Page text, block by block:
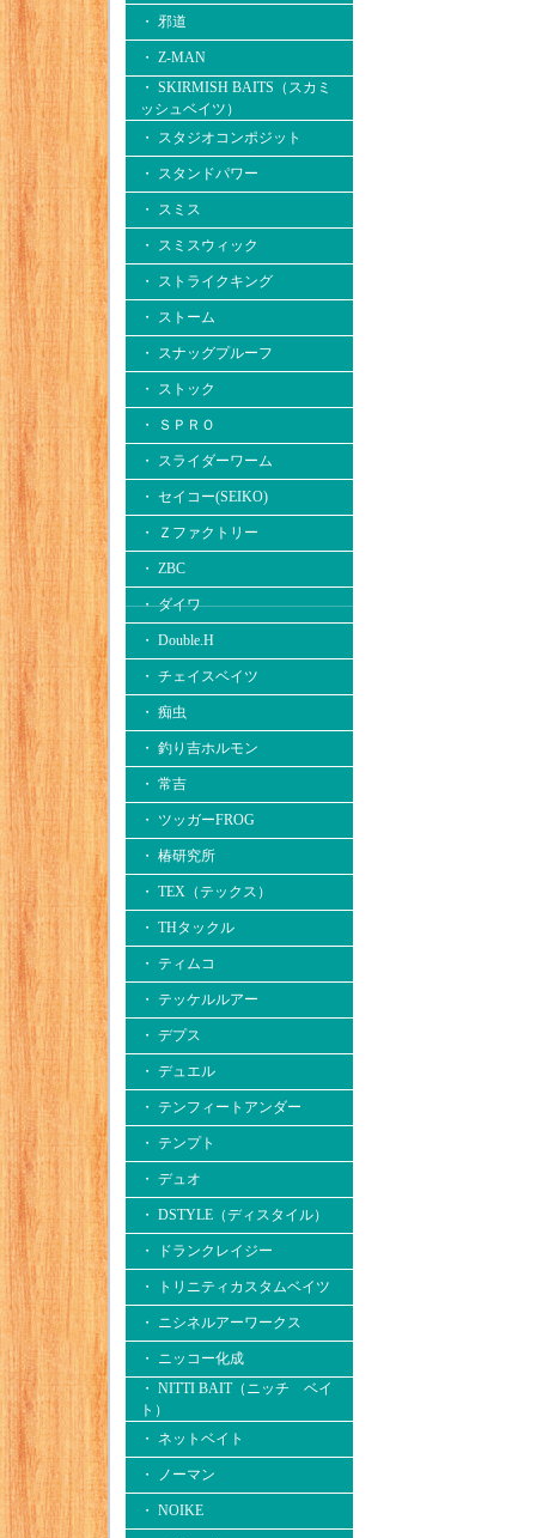
・ 邪道
・ Z-MAN
・ SKIRMISH BAITS（スカミ
ッシュベイツ）
・ スタジオコンポジット
・ スタンドパワー
・ スミス
・ スミスウィック
・ ストライクキング
・ ストーム
・ スナッグプルーフ
・ ストック
・ ＳＰＲＯ
・ スライダーワーム
・ セイコー(SEIKO)
・ Ｚファクトリー
・ ZBC
・ ダイワ
・ Double.H
・ チェイスベイツ
・ 痴虫
・ 釣り吉ホルモン
・ 常吉
・ ツッガーFROG
・ 椿研究所
・ TEX（テックス）
・ THタックル
・ ティムコ
・ テッケルルアー
・ デプス
・ デュエル
・ テンフィートアンダー
・ テンプト
・ デュオ
・ DSTYLE（ディスタイル）
・ ドランクレイジー
・ トリニティカスタムベイツ
・ ニシネルアーワークス
・ ニッコー化成
・ NITTI BAIT（ニッチ ベイ
ト）
・ ネットベイト
・ ノーマン
・ NOIKE